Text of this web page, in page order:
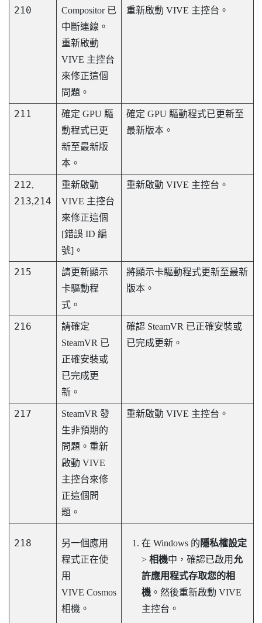
210
Compositor 已
中斷連線。
重新啟動
VIVE 主控台
來修正這個
問題。
重新啟動 VIVE 主控台 。
211
確定 GPU 驅
動程式已更
新至最新版
本。
確定 GPU 驅動程式已更新至
最新版本。
212,
213,214
重新啟動
VIVE 主控台
來修正這個
[錯誤 ID 編
號]。
重新啟動 VIVE 主控台 。
215
請更新顯示
卡驅動程
式。
將顯示卡驅動程式更新至最新
版本。
216
請確定
SteamVR 已
正確安裝或
已完成更
新。
確認 SteamVR 已正確安裝或
已完成更新。
217 SteamVR 發
生非預期的
問題。重新
啟動 VIVE
主控台來修
正這個問
題。
重新啟動 VIVE 主控台 。
218
另一個應用
程式正在使
用
VIVE Cosmos
相機。
在 Windows的 隱私權設定
> 相機中，確認已啟用 允
許應用程式存取您的相
機。然後重新啟動 VIVE
主控台 。